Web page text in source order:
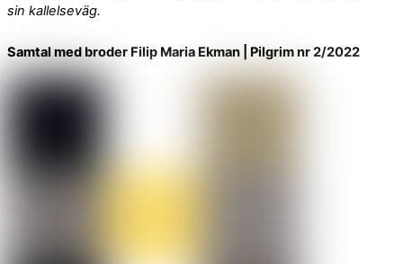
sin kallelseväg.
Samtal med broder Filip Maria Ekman | Pilgrim nr 2/2022